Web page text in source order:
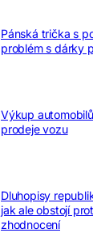
Pánská trička s
problém s dárky
Výkup
prodeje vozu
Dluhopisy
jak ale obstojí
zhodnocení